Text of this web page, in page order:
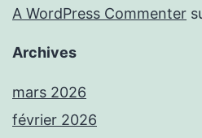
A WordPress Commenter
Archives
mars 2026
février 2026